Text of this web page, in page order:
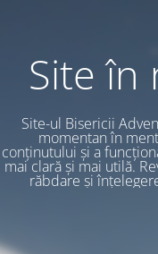
Site în
Site-ul Bisericii
momentan în
conținutului și a
mai clară și mai utilă.
răbdare și